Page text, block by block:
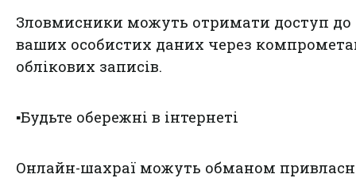
Зловмисники можуть отримати доступ до
ваших особистих даних через
облікових записів.
▪️Будьте обережні в інтернеті
Онлайн-шахраї можуть обманом